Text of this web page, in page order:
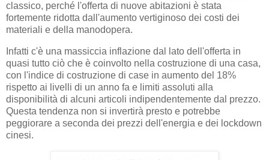
classico, perché l'offerta di nuove abitazioni è stata
fortemente ridotta dall'aumento vertiginoso dei costi dei
materiali e della manodopera.
Infatti c'è una massiccia inflazione dal lato dell'offerta in
quasi tutto ciò che è coinvolto nella costruzione di una casa,
con l'indice di costruzione di case in aumento del 18%
rispetto ai livelli di un anno fa e limiti assoluti alla
disponibilità di alcuni articoli indipendentemente dal prezzo.
Questa tendenza non si invertirà presto e potrebbe
peggiorare a seconda dei prezzi dell'energia e dei lockdown
cinesi.